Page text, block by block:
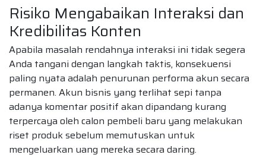
Risiko Mengabaikan Interaksi dan
Kredibilitas Konten
Apabila masalah rendahnya interaksi ini tidak segera
Anda tangani dengan langkah taktis, konsekuensi
paling nyata adalah penurunan performa akun secara
permanen. Akun bisnis yang terlihat sepi tanpa
adanya komentar positif akan dipandang kurang
terpercaya oleh calon pembeli baru yang melakukan
riset produk sebelum memutuskan untuk
mengeluarkan uang mereka secara daring.